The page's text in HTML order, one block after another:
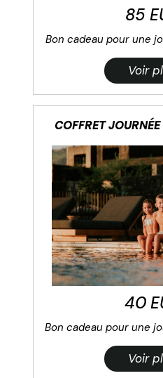
85
Bon cadeau pour une
COFFRET
40
Bon cadeau pour une